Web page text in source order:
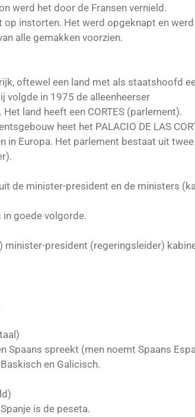
werd het door de Fransen vernield.
op instorten. Het werd opgeknapt en
alle gemakken voorzien.
oftewel een land met als staatshoofd
volgde in 1975 de alleenheerser
land heeft een CORTES (parlement).
heet het PALACIO DE LAS
in Europa. Het parlement bestaat uit
de minister-president en de ministers
goede volgorde.
president (regeringsleider)
Spaans spreekt (men noemt Spaans
en Galicisch.
is de peseta.